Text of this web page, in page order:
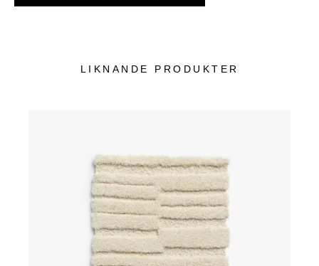
LIKNANDE PRODUKTER